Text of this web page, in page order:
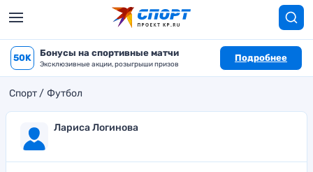
50K Бонусы на спортивные матчи
Эксклюзивные акции, розыгрыши призов
Подробнее
Спорт Футбол
Лариса Логинова